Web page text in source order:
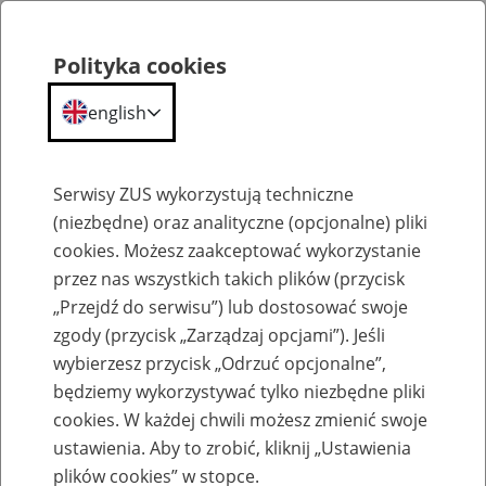
Zapraszamy na dyżury telefoniczne
ekspertów II Oddziału ZUS w Warszawie,
Polityka cookies
english
Serwisy ZUS wykorzystują techniczne
(niezbędne) oraz analityczne (opcjonalne) pliki
cookies. Możesz zaakceptować wykorzystanie
przez nas wszystkich takich plików (przycisk
„Przejdź do serwisu”) lub dostosować swoje
zgody (przycisk „Zarządzaj opcjami”). Jeśli
wybierzesz przycisk „Odrzuć opcjonalne”,
będziemy wykorzystywać tylko niezbędne pliki
cookies. W każdej chwili możesz zmienić swoje
ustawienia. Aby to zrobić, kliknij „Ustawienia
plików cookies” w stopce.